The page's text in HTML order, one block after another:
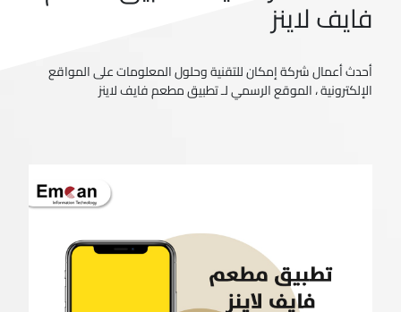
فايف لاينز
أحدث أعمال شركة إمكان للتقنية وحلول المعلومات على المواقع
الإلكترونية ، الموقع الرسمي لـ تطبيق مطعم فايف لاينز